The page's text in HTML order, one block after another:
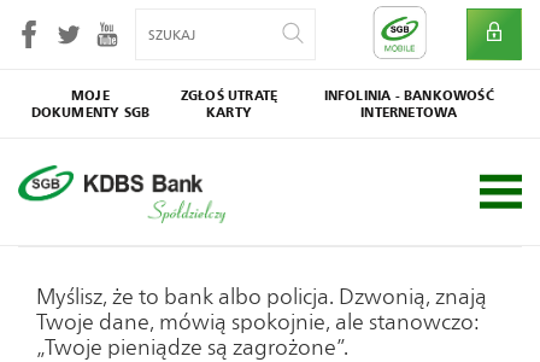
MOJE
DOKUMENTY SGB
ZGŁOŚ UTRATĘ
KARTY
INFOLINIA - BANKOWOŚĆ
INTERNETOWA
Myślisz, że to bank albo policja. Dzwonią, znają
Twoje dane, mówią spokojnie, ale stanowczo:
„Twoje pieniądze są zagrożone”.